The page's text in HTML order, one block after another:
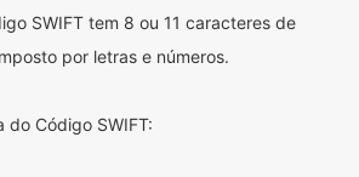
SWIFT tem 8 ou 11 caracteres de
por letras e números.
do Código SWIFT: